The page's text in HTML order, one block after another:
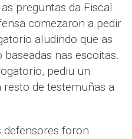
preguntas da Fiscal.
comezaron a pedir
aludindo que as
nas escoitas.
pediu un
de testemuñas a
defensores foron